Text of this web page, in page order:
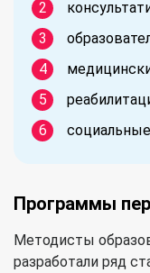
Программы
Методисты
разработали ряд